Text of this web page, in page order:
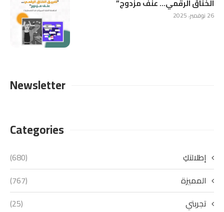
الخناق الرقمي… عنف مزدوج”
26 نوفمبر، 2025
Newsletter
Categories
إطلالتكِ
(680)
المميزة
(767)
تجربتي
(25)